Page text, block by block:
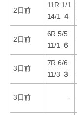
2日前
11R 1/1
14/1
４
2日前
6R 5/5
11/1
６
3日前
7R 6/6
11/3 ３
3日前 ———-